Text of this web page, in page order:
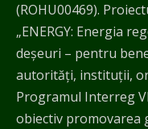
(ROHU00469).
„ENERGY: Energia
deșeuri – pentru
autorități, instituții,
Programul Interreg
obiectiv promovarea